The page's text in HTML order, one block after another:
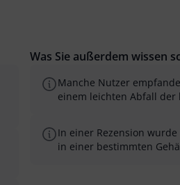
Was Sie außerdem wissen
Manche Nutzer
einem leichten Abfall der
In einer Rezension
in einer bestimmten